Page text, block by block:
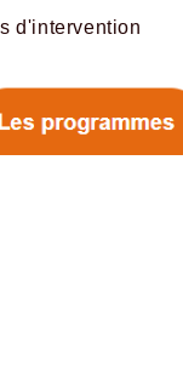
d'intervention